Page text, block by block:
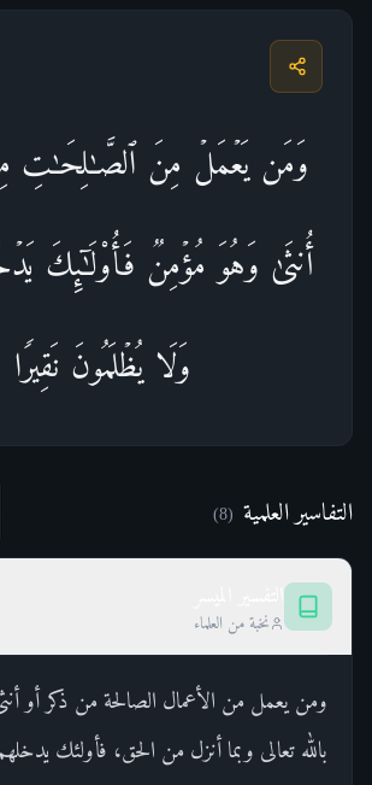
وَمَن یَعۡمَلۡ مِنَ ٱلصَّـٰلِحَـٰتِ
أُنثَىٰ وَهُوَ مُؤۡمِنࣱ فَأُو۟لَـٰۤىِٕكَ
وَلَا یُظۡلَمُونَ نَقِیرࣰا
التفاسير العلمية (
8
)
نخبة من العلماء
ومن يعمل من الأعمال الصالحة من ذكر أو
بالله تعالى وبما أنزل من الحق، فأولئك يدخلهم